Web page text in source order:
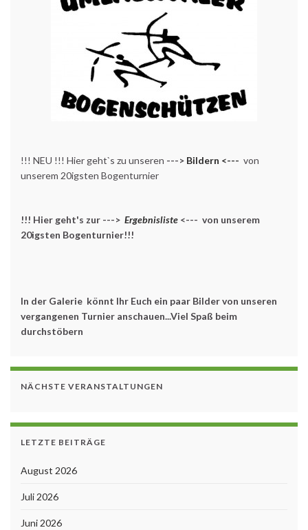
!!! NEU !!! Hier geht`s zu unseren ---> Bildern <--- von
unserem 20igsten Bogenturnier
!!! Hier geht's zur ---> Ergebnisliste <--- von unserem
20igsten Bogenturnier!!!
In der Galerie könnt Ihr Euch ein paar Bilder von unseren
vergangenen Turnier anschauen...Viel Spaß beim
durchstöbern
NÄCHSTE VERANSTALTUNGEN
LETZTE BEITRÄGE
August 2026
Juli 2026
Juni 2026